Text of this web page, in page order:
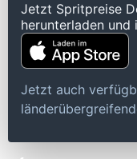
Jetzt Spritpreise
herunterladen und
Jetzt auch